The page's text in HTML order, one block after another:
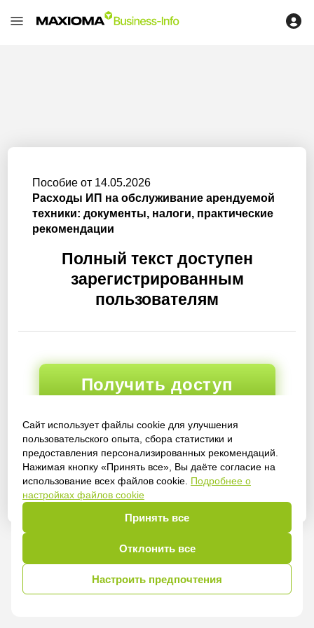
Сайт использует файлы cookie для улучшения
пользовательского опыта, сбора статистики и
предоставления персонализированных рекомендаций.
Нажимая кнопку «Принять все», Вы даёте согласие на
использование всех файлов cookie. Подробнее о
настройках файлов cookie
Принять все
Отклонить все
Настроить предпочтения
Пособие от 14.05.2026
Расходы ИП на обслуживание арендуемой
техники: документы, налоги, практические
рекомендации
Полный текст доступен
зарегистрированным
пользователям
Получить доступ
Войти